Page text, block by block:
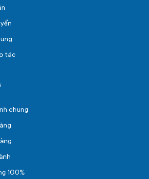
tác
chung
100%